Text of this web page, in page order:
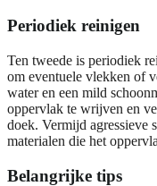
Periodiek reinigen
Ten tweede is periodiek
om eventuele vlekken of
water en een mild
oppervlak te wrijven en
doek. Vermijd agressieve
materialen die het
Belangrijke tips